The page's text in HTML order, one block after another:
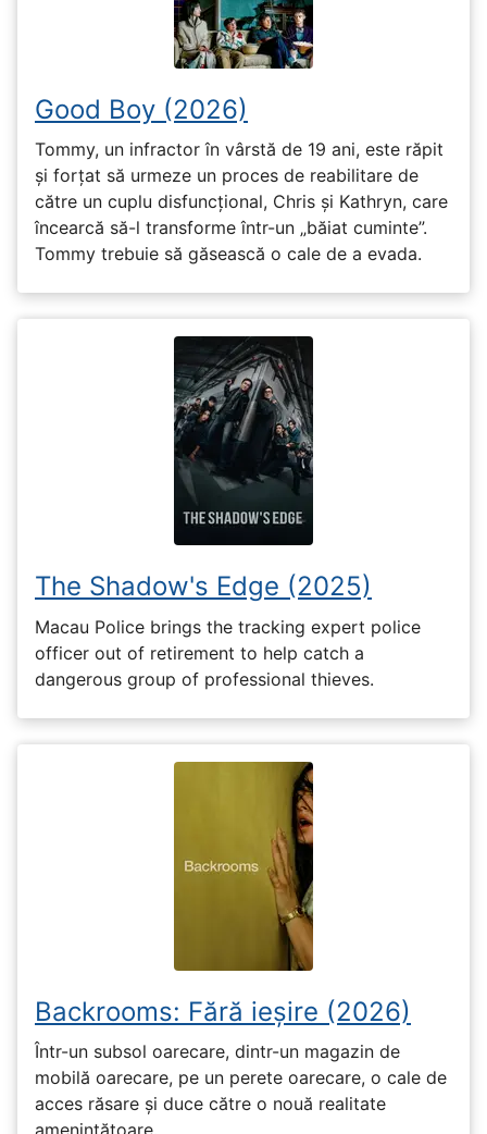
Good Boy (2026)
Tommy, un infractor în vârstă de 19 ani, este răpit
și forțat să urmeze un proces de reabilitare de
către un cuplu disfuncțional, Chris și Kathryn, care
încearcă să-l transforme într-un „băiat cuminte”.
Tommy trebuie să găsească o cale de a evada.
The Shadow's Edge (2025)
Macau Police brings the tracking expert police
officer out of retirement to help catch a
dangerous group of professional thieves.
Backrooms: Fără ieșire (2026)
Într-un subsol oarecare, dintr-un magazin de
mobilă oarecare, pe un perete oarecare, o cale de
acces răsare și duce către o nouă realitate